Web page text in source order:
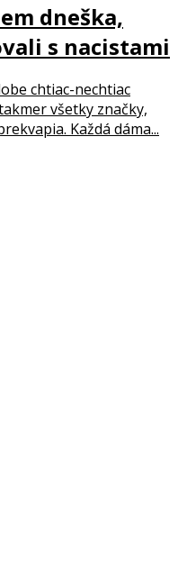
dneška,
s nacistami
chtiac-nechtiac
všetky značky,
Každá dáma...